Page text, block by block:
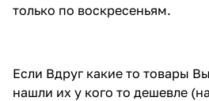
только по воскресеньям.
Если Вдруг какие то товары
нашли их у кого то дешевле